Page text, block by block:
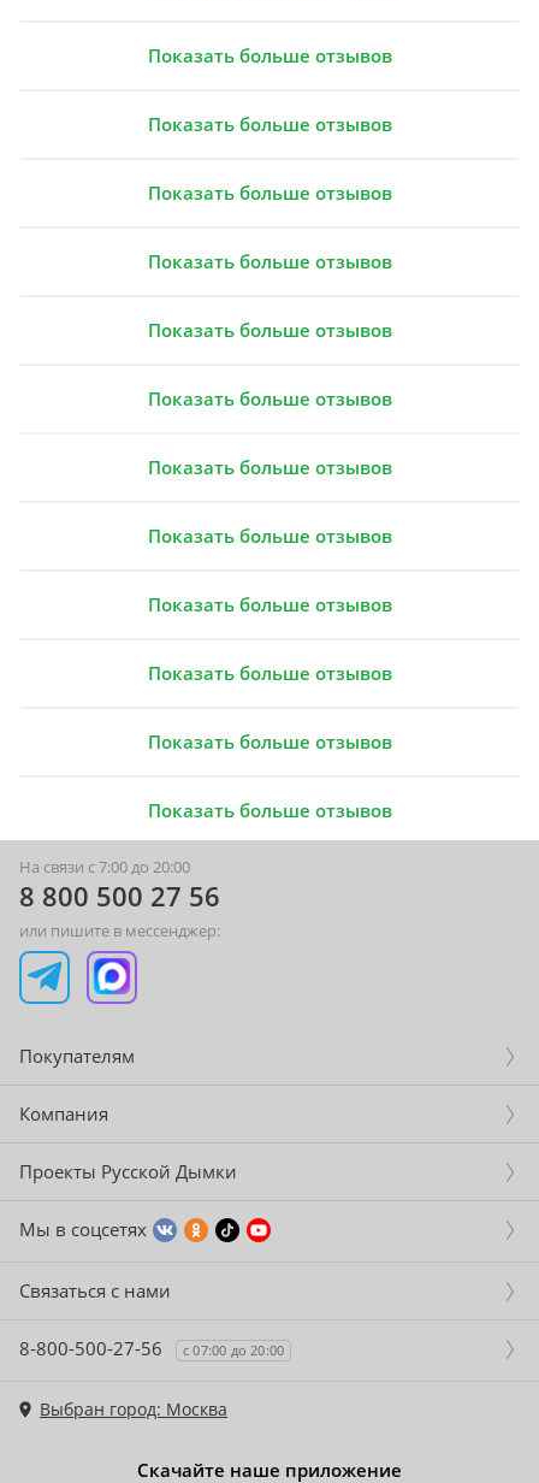
Показать больше отзывов
Показать больше отзывов
Показать больше отзывов
Показать больше отзывов
Показать больше отзывов
Показать больше отзывов
Показать больше отзывов
Показать больше отзывов
Показать больше отзывов
Показать больше отзывов
Показать больше отзывов
Показать больше отзывов
На связи с 7:00 до 20:00
8 800 500 27 56
или пишите в мессенджер:
Покупателям
Компания
Проекты Русской Дымки
Мы в соцсетях
Связаться с нами
8-800-500-27-56 с 07:00 до 20:00
Выбран город: Москва
Скачайте наше приложение